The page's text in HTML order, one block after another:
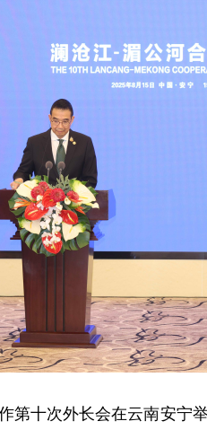
十次外长会在云南安宁